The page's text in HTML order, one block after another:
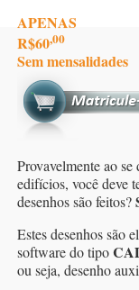
APENAS
R$60,00
Sem mensalidades
Provavelmente ao
edifícios, você deve
desenhos são feitos?
Estes desenhos são
software do tipo
ou seja, desenho